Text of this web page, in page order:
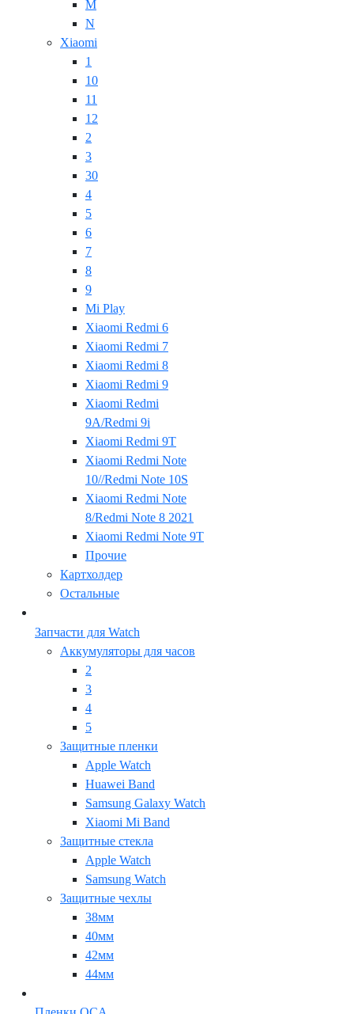
M
N
Xiaomi
1
10
11
12
2
3
30
4
5
6
7
8
9
Mi Play
Xiaomi Redmi 6
Xiaomi Redmi 7
Xiaomi Redmi 8
Xiaomi Redmi 9
Xiaomi Redmi
9A/Redmi 9i
Xiaomi Redmi 9T
Xiaomi Redmi Note
10//Redmi Note 10S
Xiaomi Redmi Note
8/Redmi Note 8 2021
Xiaomi Redmi Note 9T
Прочие
Картхолдер
Остальные
Запчасти для Watch
Аккумуляторы для часов
2
3
4
5
Защитные пленки
Apple Watch
Huawei Band
Samsung Galaxy Watch
Xiaomi Mi Band
Защитные стекла
Apple Watch
Samsung Watch
Защитные чехлы
38мм
40мм
42мм
44мм